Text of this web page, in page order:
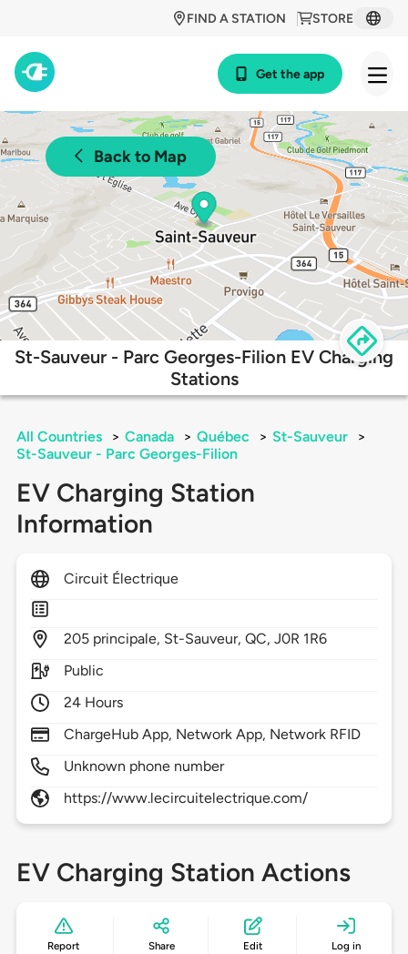
STORE
FIND A STATION
Get the app
Back to Map
St-Sauveur - Parc Georges-Filion EV Charging
Stations
All Countries > Canada > Québec > St-Sauveur
>
St-Sauveur - Parc Georges-Filion
EV Charging Station
Information
Circuit Électrique
205 principale, St-Sauveur,QC,J0R 1R6
Public
24 Hours
ChargeHub App, Network App, Network RFID
Unknown phone number
https://www.lecircuitelectrique.com/
EV Charging Station Actions
Report Share Edit Log in